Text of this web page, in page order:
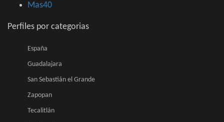
Mas40
Perfiles por categorias
España
Guadalajara
San Sebastián el Grande
Zapopan
Tecalitlán